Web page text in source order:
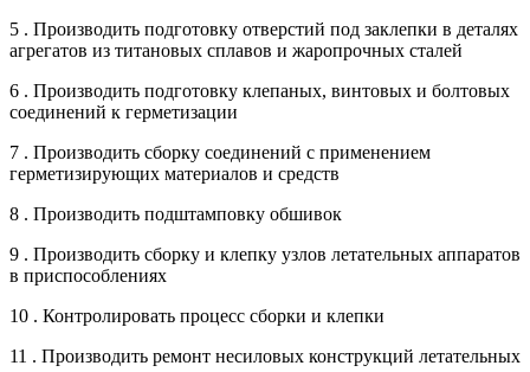
5 . Производить подготовку отверстий под заклепки в деталях
агрегатов из титановых сплавов и жаропрочных сталей
6 . Производить подготовку клепаных, винтовых и болтовых
соединений к герметизации
7 . Производить сборку соединений с применением
герметизирующих материалов и средств
8 . Производить подштамповку обшивок
9 . Производить сборку и клепку узлов летательных аппаратов
в приспособлениях
10 . Контролировать процесс сборки и клепки
11 . Производить ремонт несиловых конструкций летательных